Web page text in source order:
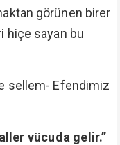
görünen birer
hiçe sayan bu
sellem- Efendimiz
vücuda gelir.”